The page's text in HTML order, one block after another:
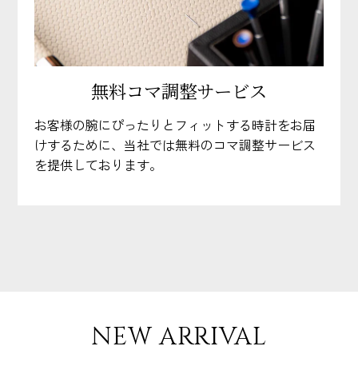
無料コマ調整サービス
お客様の腕にぴったりとフィットする時計をお届
けするために、当社では無料のコマ調整サービス
を提供しております。
NEW ARRIVAL